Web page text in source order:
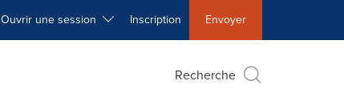
Ouvrir une session Inscription Envoyer
Recherche